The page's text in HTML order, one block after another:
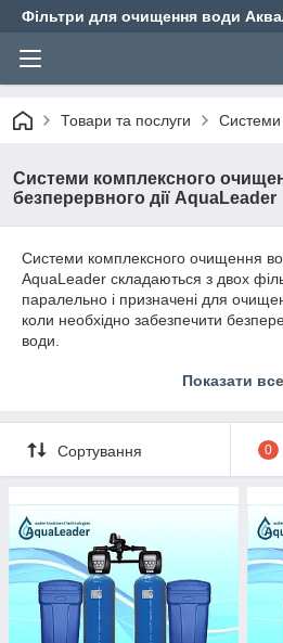
Фільтри для очищення води
Товари та послуги Системи
Системи комплексного
безперервного дії AquaLeader
Системи комплексного очищення
AquaLeader складаються з двох
паралельно і призначені для
коли необхідно забезпечити
води.
з автоматичним клапаном
Системи
комплексного очищення
DUPLEX: два фільтри
відбувається по черзі. Під час
системи зменшується в два рази.
Показати все
Сортування 0